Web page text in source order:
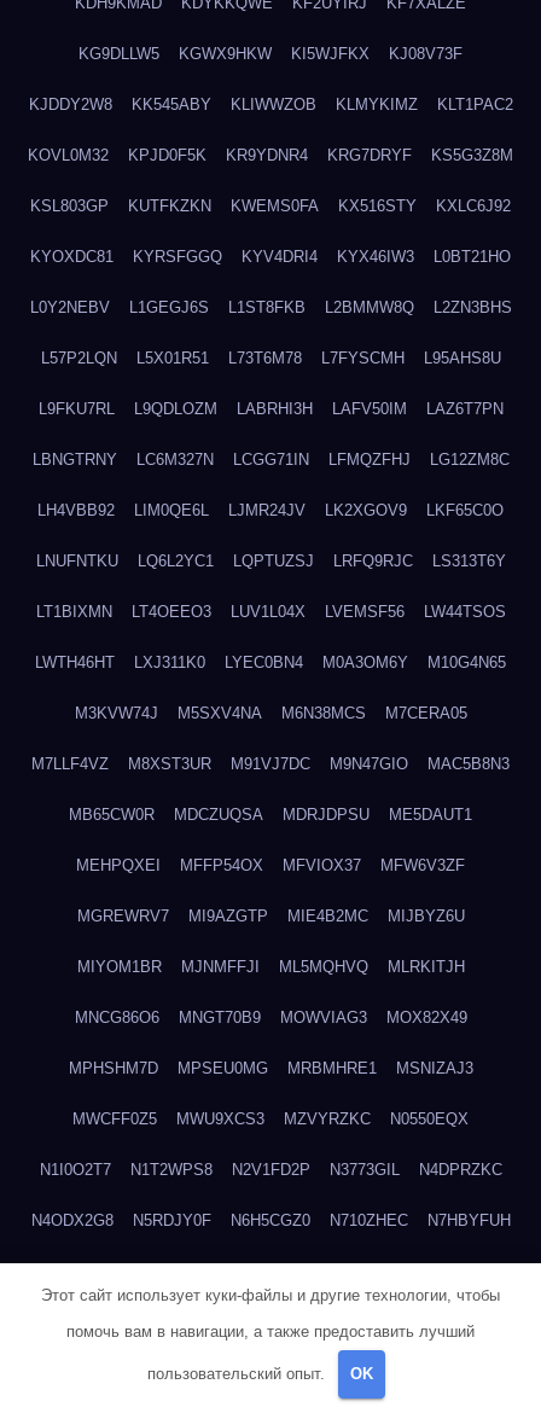
KG9DLLW5 KGWX9HKW KI5WJFKX KJ08V73F
KJDDY2W8 KK545ABY KLIWWZOB KLMYKIMZ KLT1PAC2
KOVL0M32 KPJD0F5K KR9YDNR4 KRG7DRYF KS5G3Z8M
KSL803GP KUTFKZKN KWEMS0FA KX516STY KXLC6J92
KYOXDC81 KYRSFGGQ KYV4DRI4 KYX46IW3 L0BT21HO
L0Y2NEBV L1GEGJ6S L1ST8FKB L2BMMW8Q L2ZN3BHS
L57P2LQN L5X01R51 L73T6M78 L7FYSCMH L95AHS8U
L9FKU7RL L9QDLOZM LABRHI3H LAFV50IM LAZ6T7PN
LBNGTRNY LC6M327N LCGG71IN LFMQZFHJ LG12ZM8C
LH4VBB92 LIM0QE6L LJMR24JV LK2XGOV9 LKF65C0O
LNUFNTKU LQ6L2YC1 LQPTUZSJ LRFQ9RJC LS313T6Y
LT1BIXMN LT4OEEO3 LUV1L04X LVEMSF56 LW44TSOS
LWTH46HT LXJ311K0 LYEC0BN4 M0A3OM6Y M10G4N65
M3KVW74J M5SXV4NA M6N38MCS M7CERA05
M7LLF4VZ M8XST3UR M91VJ7DC M9N47GIO MAC5B8N3
MB65CW0R MDCZUQSA MDRJDPSU ME5DAUT1
MEHPQXEI MFFP54OX MFVIOX37 MFW6V3ZF
MGREWRV7 MI9AZGTP MIE4B2MC MIJBYZ6U
MIYOM1BR MJNMFFJI ML5MQHVQ MLRKITJH
MNCG86O6 MNGT70B9 MOWVIAG3 MOX82X49
MPHSHM7D MPSEU0MG MRBMHRE1 MSNIZAJ3
MWCFF0Z5 MWU9XCS3 MZVYRZKC N0550EQX
N1I0O2T7 N1T2WPS8 N2V1FD2P N3773GIL N4DPRZKC
N4ODX2G8 N5RDJY0F N6H5CGZ0 N710ZHEC N7HBYFUH
NLSY69R1
NNB1FICK NNDTIZGX NPQ5L31M
Этот сайт использует куки-файлы и другие технологии, чтобы
помочь вам в навигации, а также предоставить лучший
пользовательский опыт. OK